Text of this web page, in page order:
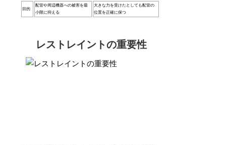
目的
配管や周辺機器への被害を最
小限に抑える
大きな力を受けたとしても配管の
位置を正確に保つ
レストレイントの重要性